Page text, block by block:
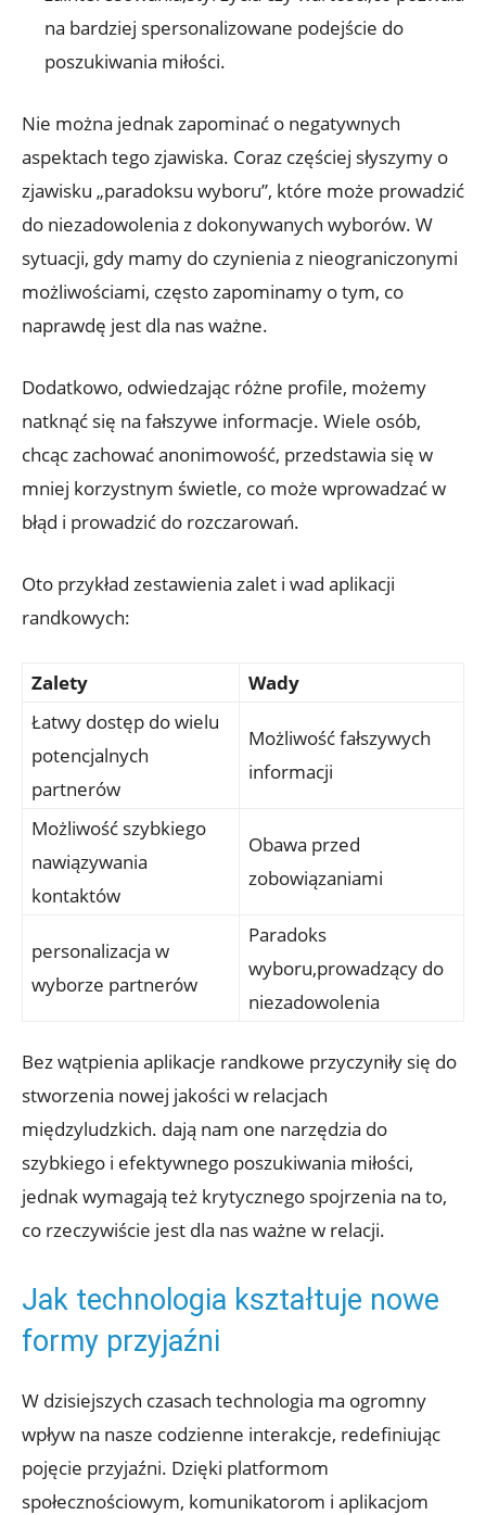
na bardziej spersonalizowane podejście do
poszukiwania miłości.
Nie można jednak zapominać o negatywnych
aspektach tego zjawiska. Coraz częściej słyszymy o
zjawisku „paradoksu wyboru”, które może prowadzić
do niezadowolenia z dokonywanych wyborów. W
sytuacji, gdy mamy do czynienia z nieograniczonymi
możliwościami, często zapominamy o tym, co
naprawdę jest dla nas ważne.
Dodatkowo, odwiedzając różne profile, możemy
natknąć się na fałszywe informacje. Wiele osób,
chcąc zachować anonimowość, przedstawia się w
mniej korzystnym świetle, co może wprowadzać w
błąd i prowadzić do rozczarowań.
Oto przykład zestawienia zalet i wad aplikacji
randkowych:
Zalety
Wady
Łatwy dostęp do wielu
potencjalnych
partnerów
Możliwość fałszywych
informacji
Możliwość szybkiego
nawiązywania
kontaktów
Obawa przed
zobowiązaniami
personalizacja w
wyborze partnerów
Paradoks
wyboru,prowadzący do
niezadowolenia
Bez wątpienia aplikacje randkowe przyczyniły się do
stworzenia nowej jakości w relacjach
międzyludzkich. dają nam one narzędzia do
szybkiego i efektywnego poszukiwania miłości,
jednak wymagają też krytycznego spojrzenia na to,
co rzeczywiście jest dla nas ważne w relacji.
Jak technologia kształtuje nowe
formy przyjaźni
W dzisiejszych czasach technologia ma ogromny
wpływ na nasze codzienne interakcje, redefiniując
pojęcie przyjaźni. Dzięki platformom
społecznościowym, komunikatorom i aplikacjom